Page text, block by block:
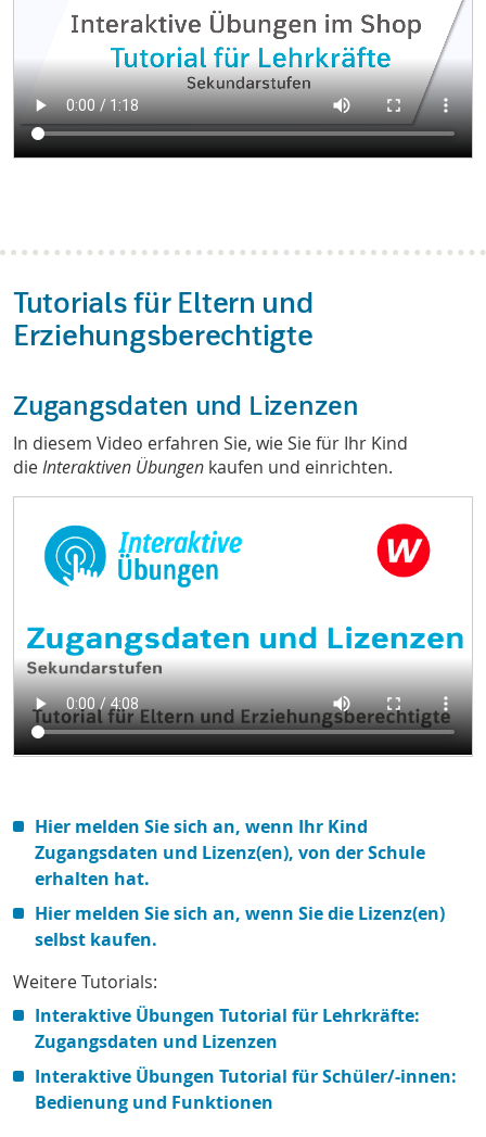
Tutorials für Eltern und
Erziehungsberechtigte
Zugangsdaten und Lizenzen
In diesem Video erfahren Sie, wie Sie für Ihr Kind
dieInteraktiven Übungen kaufen und einrichten.
Hier melden Sie sich an, wenn Ihr Kind
Zugangsdaten und Lizenz(en), von der Schule
erhalten hat.
Hier melden Sie sich an, wenn Sie die Lizenz(en)
selbst kaufen.
Weitere Tutorials:
Interaktive Übungen Tutorial für Lehrkräfte:
Zugangsdaten und Lizenzen
Interaktive Übungen Tutorial für Schüler/-innen:
Bedienung und Funktionen